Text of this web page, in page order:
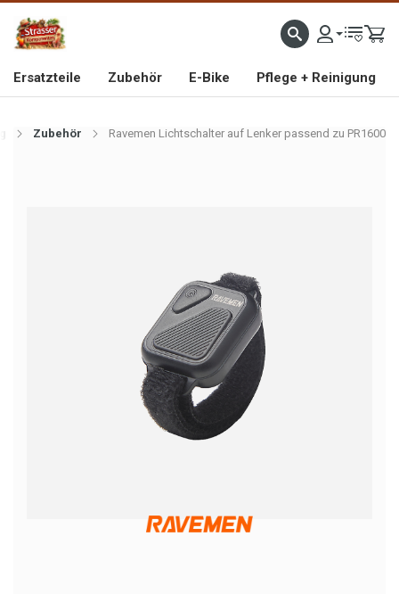
IMPORTEUR VON HOCHWERTIGEN FAHRRAD- UND MOFAERSATZTEILEN SEIT 1993
Ersatzteile Zubehör E-Bike Pflege + Reinigung
Zubehör Ravemen Lichtschalter auf Lenker passend zu PR1600